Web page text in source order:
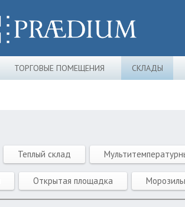
ТОРГОВЫЕ ПОМЕЩЕНИЯ СКЛАДЫ
Теплый склад
Открытая площадка